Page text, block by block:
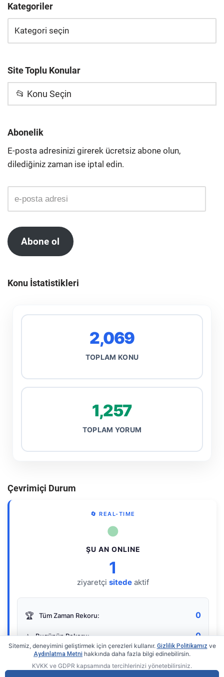
Kategoriler
Site Toplu Konular
📂 Konu Seçin
Abonelik
E-posta adresinizi girerek ücretsiz abone olun,
dilediğiniz zaman ise iptal edin.
Abone ol
Konu İstatistikleri
2,069
TOPLAM KONU
1,257
TOPLAM YORUM
Çevrimiçi Durum
🔄 REAL-TIME
●
ŞU AN ONLINE
1
ziyaretçi sitede aktif
🏆 Tüm Zaman Rekoru: 0
⭐ Bugünün Rekoru: 0
Sitemiz, deneyimini geliştirmek için çerezleri kullanır. Gizlilik Politikamız ve
Aydınlatma Metni hakkında daha fazla bilgi edinebilirsin.
KVKK ve GDPR kapsamında tercihlerinizi yönetebilirsiniz.